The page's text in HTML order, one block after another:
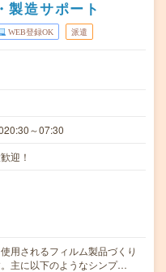
製造サポート
WEB登録OK 派遣
～07:30
迎！
用されるフィルム製品づくり
主に以下のようなシンプ…